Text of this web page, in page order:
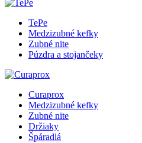
TePe
Medzizubné kefky
Zubné nite
Púzdra a stojančeky
Curaprox
Medzizubné kefky
Zubné nite
Držiaky
Špáradlá